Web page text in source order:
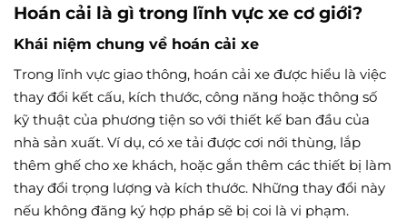
Hoán cải là gì trong lĩnh vực xe cơ giới?
Khái niệm chung về hoán cải xe
Trong lĩnh vực giao thông, hoán cải xe được hiểu là việc
thay đổi kết cấu, kích thước, công năng hoặc thông số
kỹ thuật của phương tiện so với thiết kế ban đầu của
nhà sản xuất. Ví dụ, có xe tải được cơi nới thùng, lắp
thêm ghế cho xe khách, hoặc gắn thêm các thiết bị làm
thay đổi trọng lượng và kích thước. Những thay đổi này
nếu không đăng ký hợp pháp sẽ bị coi là vi phạm.